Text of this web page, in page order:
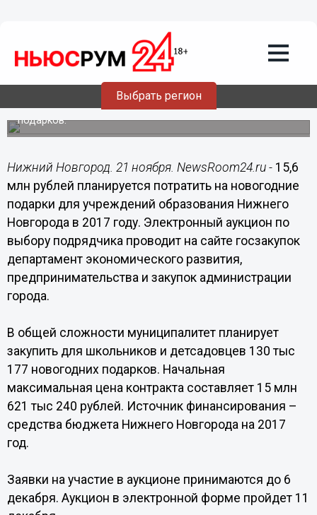
Выбрать регион
15,6 млн рублей планирует потратить
на новогодние подарки для учащихся
администрация Нижнего Новгорода
Для школьников и детсадовцев закупят боле 130 тыс
подарков.
Нижний Новгород. 21 ноября. NewsRoom24.ru - 15,6
млн рублей планируется потратить на новогодние
подарки для учреждений образования Нижнего
Новгорода в 2017 году. Электронный аукцион по
выбору подрядчика проводит на сайте госзакупок
департамент экономического развития,
предпринимательства и закупок администрации
города.
В общей сложности муниципалитет планирует
закупить для школьников и детсадовцев 130 тыс
177 новогодних подарков. Начальная
максимальная цена контракта составляет 15 млн
621 тыс 240 рублей. Источник финансирования –
средства бюджета Нижнего Новгорода на 2017
год.
Заявки на участие в аукционе принимаются до 6
декабря. Аукцион в электронной форме пройдет 11